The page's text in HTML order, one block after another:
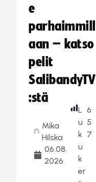
e
parhaimmill
aan – katso
pelit
SalibandyTV
:stä
Mika
Hilska
06.08.
2026
L
u
k
u
k
er
6
5
7